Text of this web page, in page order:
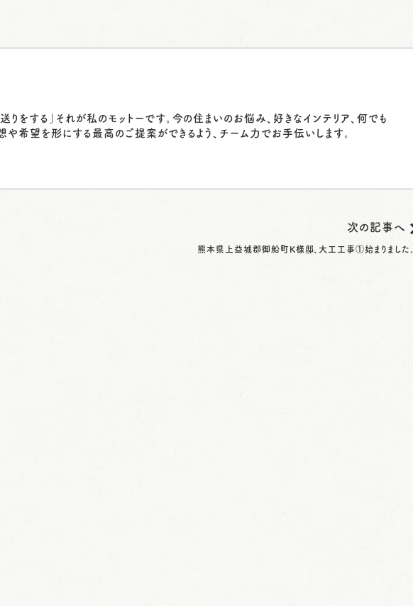
をする」それが私のモットーです。今の住まいのお悩み、好きなインテリア、何でも
や希望を形にする最高のご提案ができるよう、チーム力でお手伝いします。
次の記事へ
熊本県上益城郡御船町K様邸、大工工事①始まりました。